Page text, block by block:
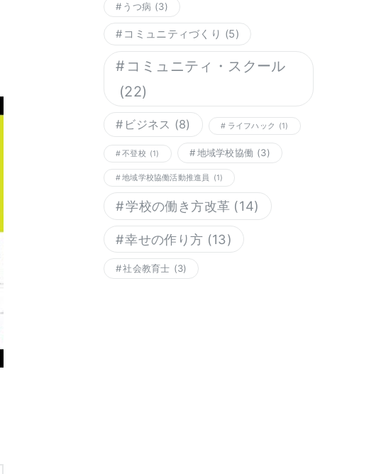
うつ病 (3)
コミュニティづくり (5)
コミュニティ・スクール
(22)
ビジネス (8) ライフハック (1)
不登校 (1) 地域学校協働 (3)
地域学校協働活動推進員 (1)
学校の働き方改革 (14)
幸せの作り方 (13)
社会教育士 (3)